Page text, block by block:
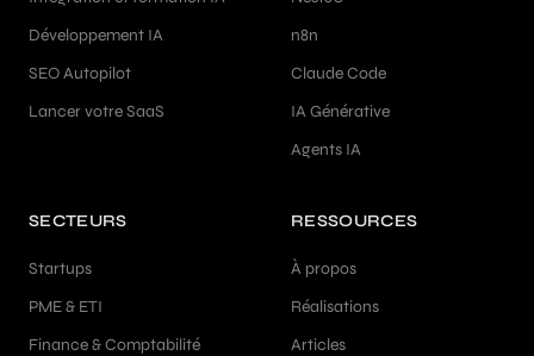
Développement IA
SEO Autopilot
Lancer votre SaaS
n8n
Claude Code
IA Générative
Agents IA
SECTEURS
Startups
PME & ETI
Finance & Comptabilité
RESSOURCES
À propos
Réalisations
Articles